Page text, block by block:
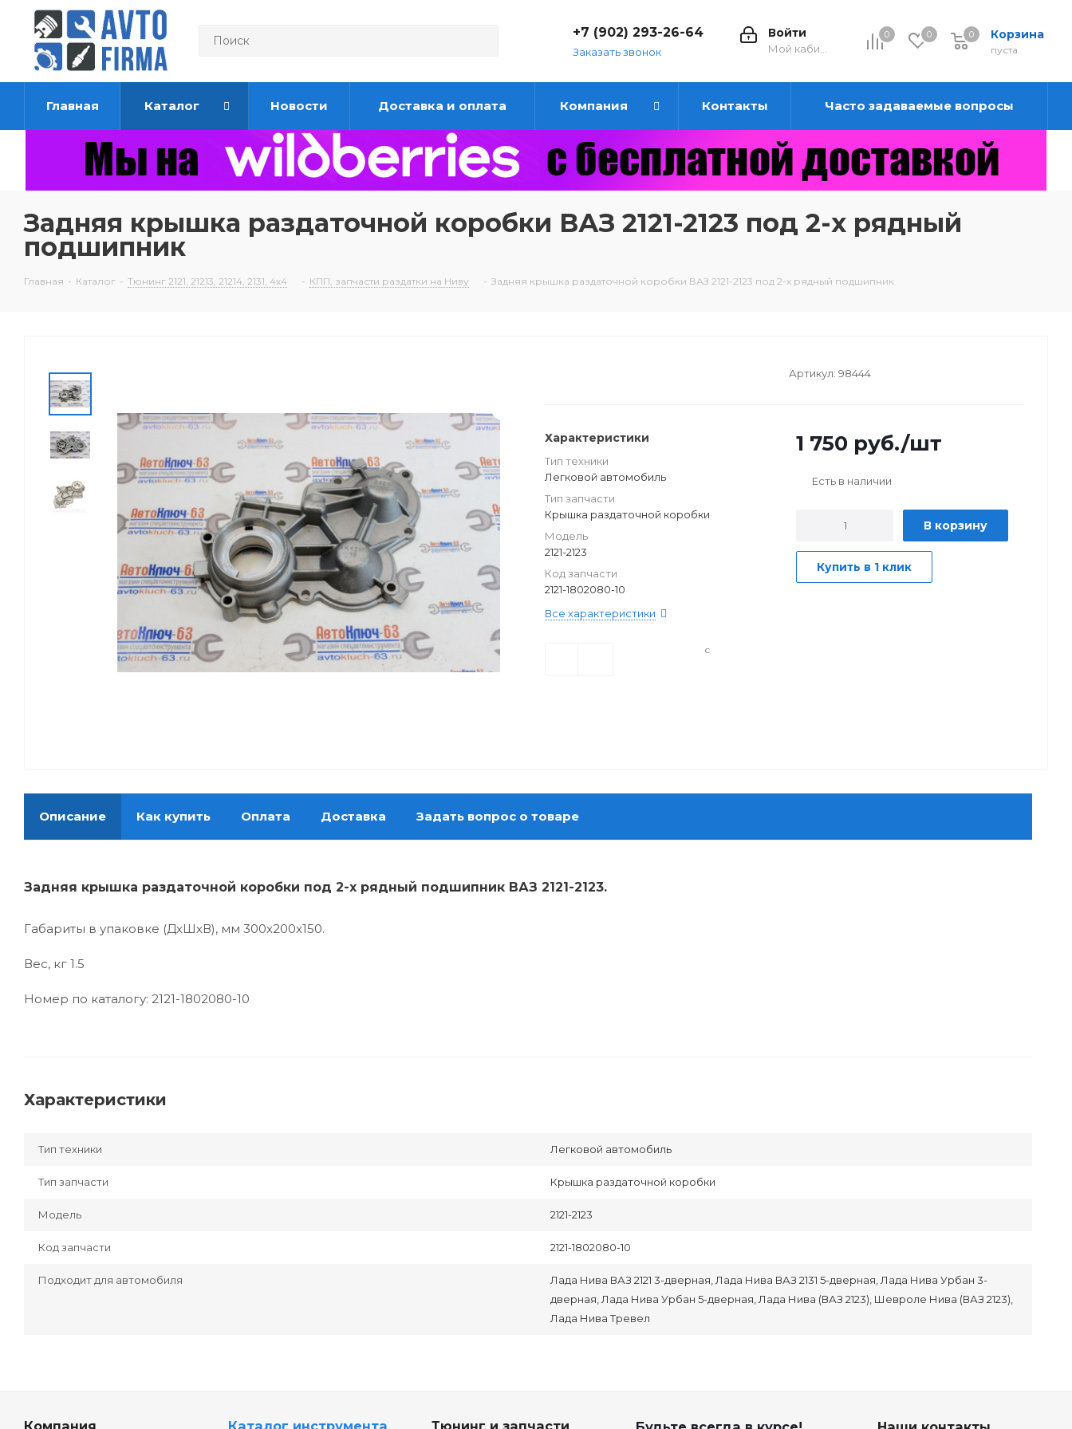
0 0 Корзина
0
пуста
0
Войти
+7 (902) 293-26-64
Заказать звонок
Главная Каталог Новости Доставка и оплата Компания Контакты Часто задаваемые вопросы
Задняя крышка раздаточной коробки ВАЗ 2121-2123 под 2-х рядный
подшипник
Главная - Каталог - Тюнинг 2121, 21213, 21214, 2131, 4х4 - КПП, запчасти раздатки на Ниву - Задняя крышка раздаточной коробки ВАЗ 2121-2123 под 2-х рядный подшипник
Артикул: 98444
Характеристики
Тип техники
Легковой автомобиль
Тип запчасти
Крышка раздаточной коробки
Модель
2121-2123
Код запчасти
2121-1802080-10
Все характеристики
1 750 руб./шт
Есть в наличии
В корзину
Купить в 1 клик
с
Описание Как купить Оплата Доставка Задать вопрос о товаре
Задняя крышка раздаточной коробки под 2-х рядный подшипник ВАЗ 2121-2123.
Габариты в упаковке (ДхШхВ), мм 300x200x150.
Вес, кг 1.5
Номер по каталогу: 2121-1802080-10
Характеристики
Тип техники Легковой автомобиль
Тип запчасти Крышка раздаточной коробки
Модель 2121-2123
Код запчасти 2121-1802080-10
Подходит для автомобиля
Лада Нива ВАЗ 2121 3-дверная, Лада Нива ВАЗ 2131 5-дверная, Лада Нива Урбан 3-
дверная, Лада Нива Урбан 5-дверная, Лада Нива (ВАЗ 2123), Шевроле Нива (ВАЗ 2123),
Лада Нива Тревел
Компания Каталог инструмента Тюнинг и запчасти